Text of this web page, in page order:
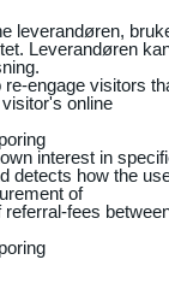
leverandøren,
Leverandøren
engage visitors
online
interest in
detects how the
of
fees